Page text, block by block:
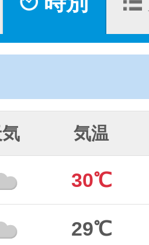
気温
30℃
29℃